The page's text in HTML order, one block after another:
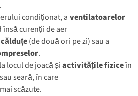
condiționat, aventilatoarelor
însă curenții de aer
(de două ori pe zi) sau a
.
locul de joacă șiactivitățile fiziceîn
seară, în care
scăzute.